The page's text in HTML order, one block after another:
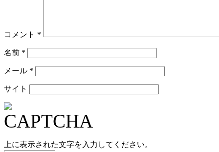
コメント *
名前 *
メール *
サイト
上に表示された文字を入力してください。